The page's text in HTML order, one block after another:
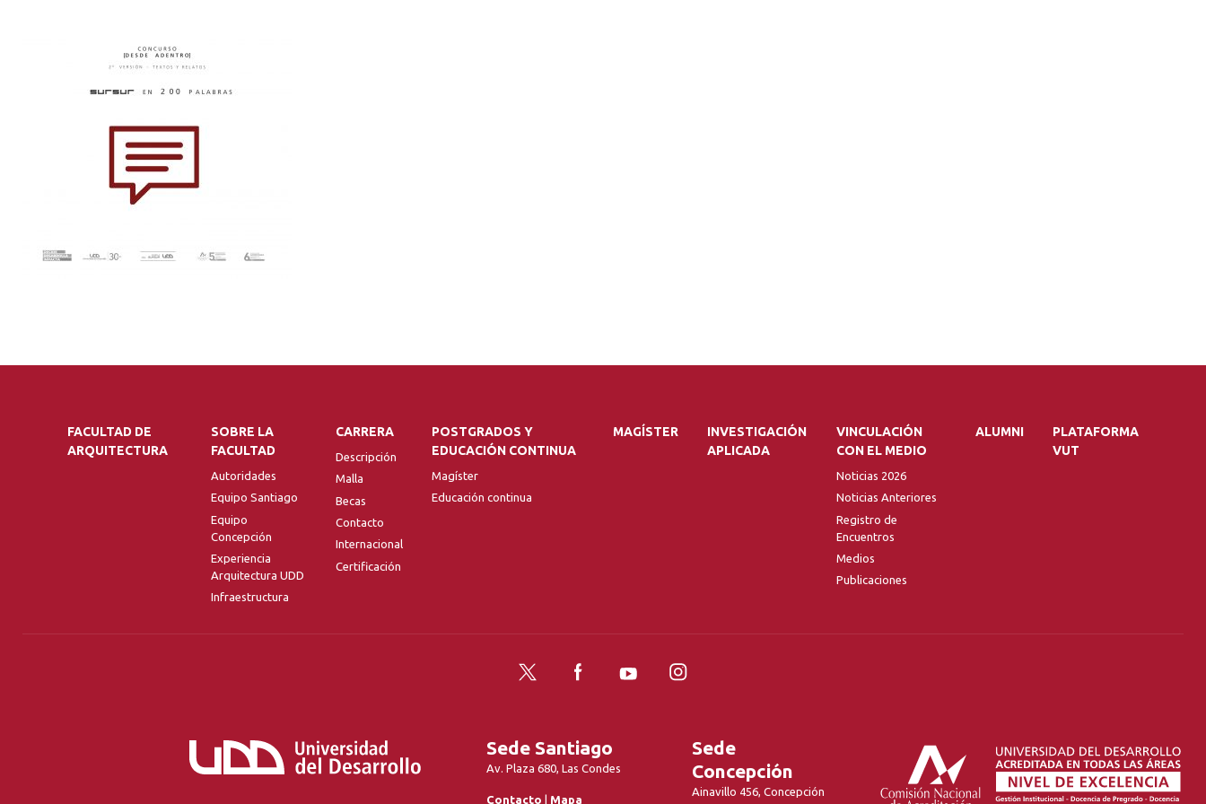
FACULTAD DE
ARQUITECTURA
SOBRE LA
FACULTAD
Autoridades
Equipo Santiago
Equipo
Concepción
Experiencia
Arquitectura UDD
Infraestructura
CARRERA
Descripción
Malla
Becas
Contacto
Internacional
Certificación
POSTGRADOS Y
EDUCACIÓN CONTINUA
Magíster
Educación continua
MAGÍSTER
INVESTIGACIÓN
APLICADA
VINCULACIÓN
CON EL MEDIO
Noticias 2026
Noticias Anteriores
Registro de
Encuentros
Medios
Publicaciones
ALUMNI
PLATAFORMA
VUT
Twitter FacebookYouTubeInstagram
Sede Santiago
Av. Plaza 680, Las Condes
Contacto | Mapa
Sede
Concepción
Ainavillo 456, Concepción